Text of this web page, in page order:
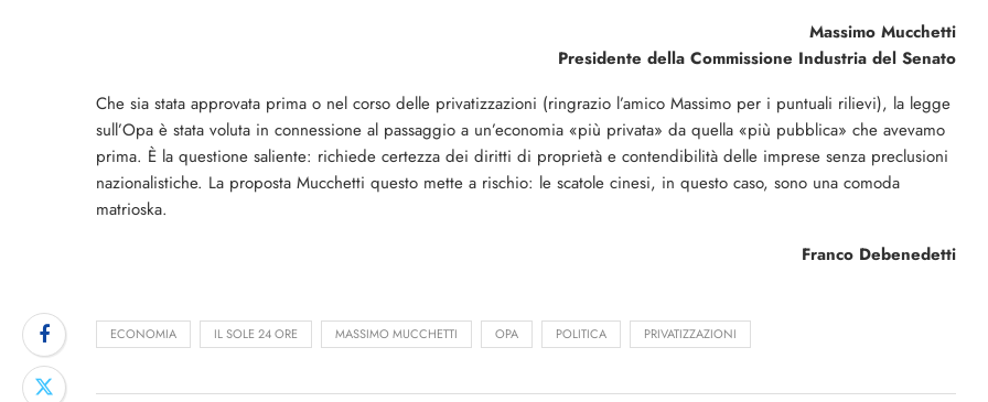
Massimo Mucchetti
Presidente della Commissione Industria del Senato
Che sia stata approvata prima o nel cor­so delle privatizzazioni (ringrazio l’amico Massimo per i puntuali rilievi), la legge
sull’Opa è stata voluta in con­nessione al passaggio a un’economia «più privata» da quella «più pubblica» che avevamo
prima. È la questione sa­liente: richiede certezza dei diritti di proprietà e contendibilità delle impre­se senza preclusioni
nazionalistiche. La proposta Mucchetti questo mette a rischio: le scatole cinesi, in questo ca­so, sono una comoda
matrioska.
Franco Debenedetti
ECONOMIA IL SOLE 24 ORE MASSIMO MUCCHETTI OPA POLITICA PRIVATIZZAZIONI